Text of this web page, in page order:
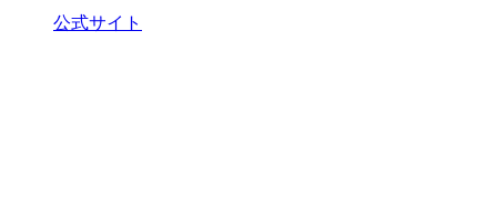
公式サイト